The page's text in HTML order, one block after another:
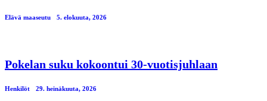
Elävä maaseutu 5. elokuuta, 2026
Pokelan suku kokoontui 30-vuotisjuhlaan
Henkilöt 29. heinäkuuta, 2026